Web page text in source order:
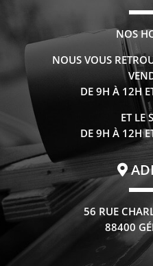
NOS
NOUS VOUS
DE 9H À 12H
ET LE
DE 9H À 12H
56 RUE
88400